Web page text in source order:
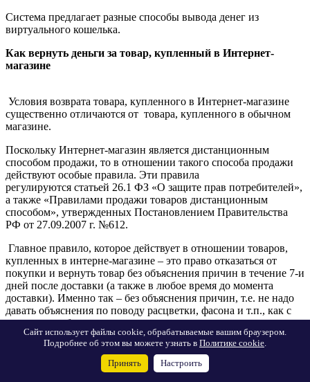
Система предлагает разные способы вывода денег из
виртуального кошелька.
Как вернуть деньги за товар, купленный в Интернет-
магазине
Условия возврата товара, купленного в Интернет-магазине
существенно отличаются от товара, купленного в обычном
магазине.
Поскольку Интернет-магазин является дистанционным
способом продажи, то в отношении такого способа продажи
действуют особые правила. Эти правила
регулируются статьей 26.1 ФЗ «О защите прав потребителей»,
а также «Правилами продажи товаров дистанционным
способом», утвержденных Постановлением Правительства
РФ от 27.09.2007 г. №612.
Главное правило, которое действует в отношении товаров,
купленных в интерне-магазине – это право отказаться от
покупки и вернуть товар без объяснения причин в течение 7-и
дней после доставки (а также в любое время до момента
доставки). Именно так – без объяснения причин, т.е. не надо
давать объяснения по поводу расцветки, фасона и т.п., как с
товаром из обычного магазина.
В момент доставки, вместе с товаром покупателю должна
быть предоставлена письменная памятка о праве вернуть
товар в течение 7-и дней. Если такая памятка не была
Сайт использует файлы cookie, обрабатываемые вашим браузером.
Подробнее об этом вы можете узнать в Политике cookie.
Принять Настроить